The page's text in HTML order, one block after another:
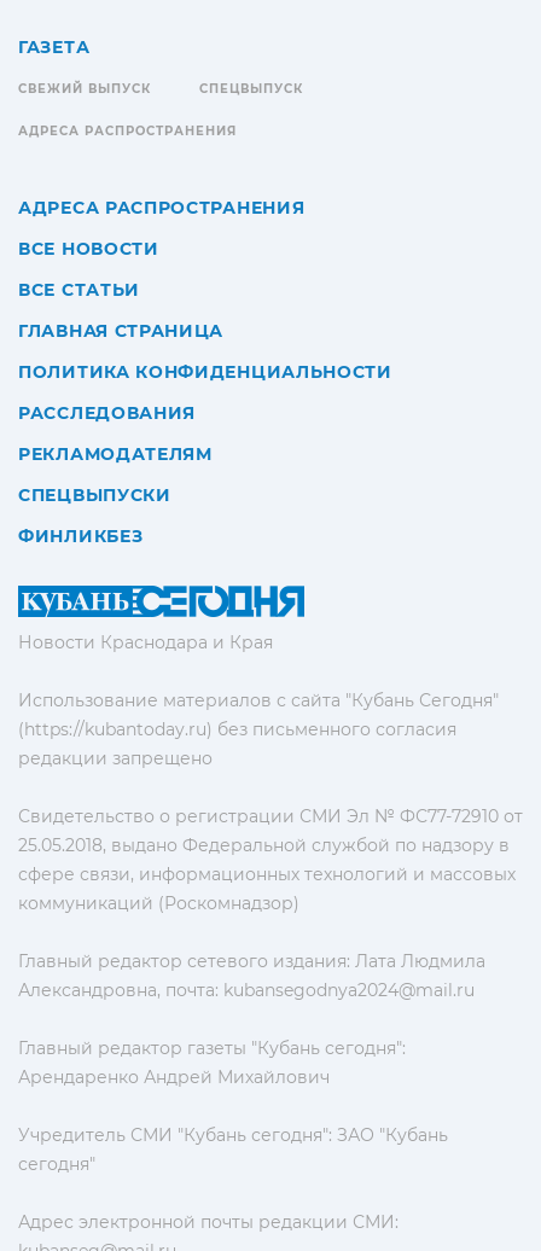
Новости Краснодара и Края
Использование материалов с сайта "Кубань Сегодня"
(https://kubantoday.ru) без письменного согласия
редакции запрещено
Свидетельство о регистрации СМИ Эл № ФС77-72910 от
25.05.2018, выдано Федеральной службой по надзору в
сфере связи, информационных технологий и массовых
коммуникаций (Роскомнадзор)
Главный редактор сетевого издания: Лата Людмила
Александровна, почта: kubansegodnya2024@mail.ru
Главный редактор газеты "Кубань сегодня":
Арендаренко Андрей Михайлович
Учредитель СМИ "Кубань сегодня": ЗАО "Кубань
сегодня"
Адрес электронной почты редакции СМИ:
ГАЗЕТА
СВЕЖИЙ ВЫПУСК СПЕЦВЫПУСК
АДРЕСА РАСПРОСТРАНЕНИЯ
АДРЕСА РАСПРОСТРАНЕНИЯ
ВСЕ НОВОСТИ
ВСЕ СТАТЬИ
ГЛАВНАЯ СТРАНИЦА
ПОЛИТИКА КОНФИДЕНЦИАЛЬНОСТИ
РАССЛЕДОВАНИЯ
РЕКЛАМОДАТЕЛЯМ
СПЕЦВЫПУСКИ
ФИНЛИКБЕЗ